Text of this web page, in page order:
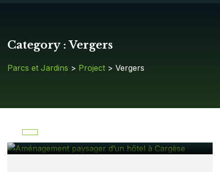
Category :Vergers
Parcs et Jardins > Project > Vergers